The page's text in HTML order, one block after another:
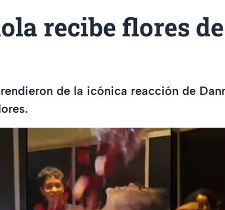
recibe flores
de la icónica reacción de